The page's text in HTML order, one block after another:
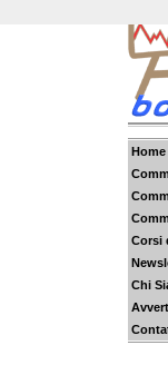
Home
Corsi
Chi